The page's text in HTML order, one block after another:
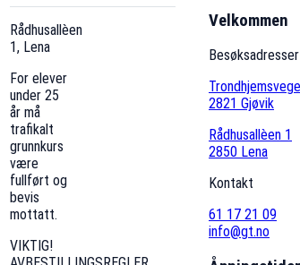
Rådhusallèen
1, Lena
For elever
under 25
år må
trafikalt
grunnkurs
være
fullført og
bevis
mottatt.
VIKTIG!
Velkommen
Besøksadresser
2821 Gjøvik
Rådhusallèen 1
2850 Lena
Kontakt
61 17 21 09
info@gt.no